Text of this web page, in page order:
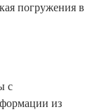
погружения в
с
из